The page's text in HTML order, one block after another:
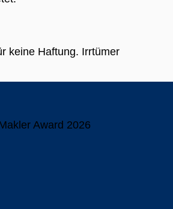
keine Haftung. Irrtümer